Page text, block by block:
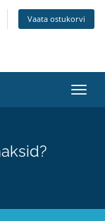
Vaata ostukorvi